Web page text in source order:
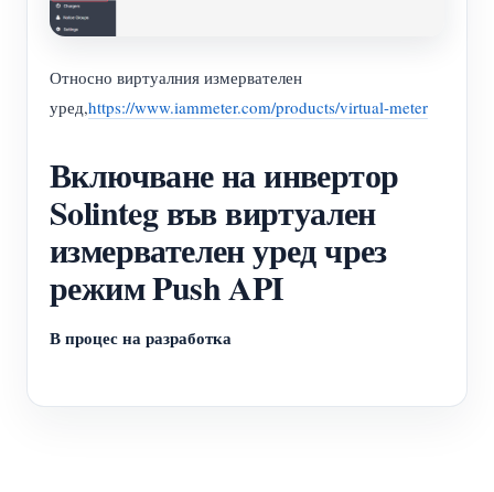
Фабричен енергиен мониторинг
ЧЗВ
Новини
Програма за награди
Контакт
За нас
Относно виртуалния измервателен
уред,https://www.iammeter.com/products/virtual-meter
Включване на инвертор
Solinteg във виртуален
измервателен уред чрез
режим Push API
В процес на разработка